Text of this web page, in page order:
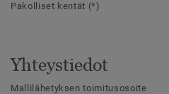
Pakolliset kentät (*)
Yhteystiedot
Mallilähetyksen toimitusosoite